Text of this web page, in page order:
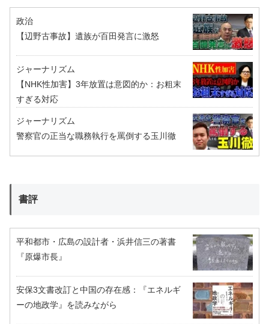
政治
【辺野古事故】遺族が百田発言に激怒
ジャーナリズム
【NHK性加害】3年放置は意図的か：お粗末
すぎる対応
ジャーナリズム
警察官の正当な職務執行を罵倒する玉川徹
書評
平和都市・広島の設計者・浜井信三の著書
『原爆市長』
安保3文書改訂と中国の存在感：『エネルギ
ーの地政学』を読みながら